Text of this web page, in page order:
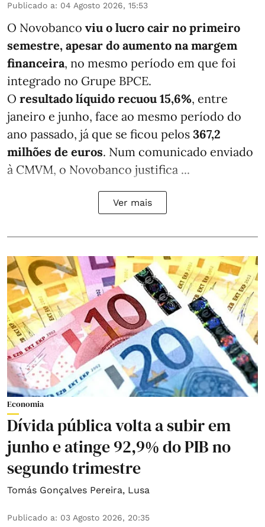
Publicado a: 04 Agosto 2026, 15:53
O Novobanco viu o lucro cair no primeiro
semestre, apesar do aumento na margem
financeira, no mesmo período em que foi
integrado no Grupe BPCE.
O resultado líquido recuou 15,6%, entre
janeiro e junho, face ao mesmo período do
ano passado, já que se ficou pelos 367,2
milhões de euros. Num comunicado enviado
à CMVM, o Novobanco justifica ...
Ver mais
Economia
Dívida pública volta a subir em
junho e atinge 92,9% do PIB no
segundo trimestre
Tomás Gonçalves Pereira, Lusa
Publicado a: 03 Agosto 2026, 20:35